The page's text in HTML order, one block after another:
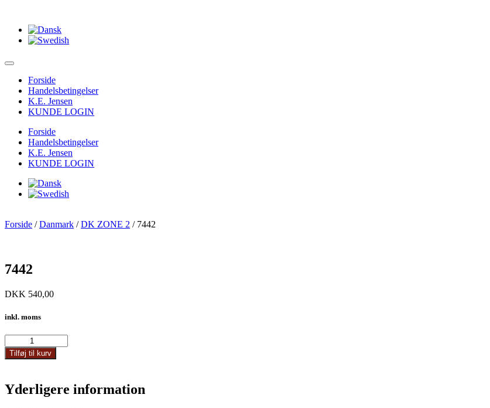
Forside
Handelsbetingelser
K.E. Jensen
KUNDE LOGIN
Forside
Handelsbetingelser
K.E. Jensen
KUNDE LOGIN
Forside /Danmark /DK ZONE 2 / 7442
7442
DKK 540,00
inkl. moms
antal
Tilføj til kurv
Yderligere information